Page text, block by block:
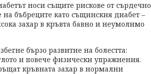
носи същите рискове от сърдечно
бъбреците като същинския диабет –
захар в кръвта бавно и неумолимо
бързо развитие на болестта:
и повече физически упражнения.
кръвната захар в нормални